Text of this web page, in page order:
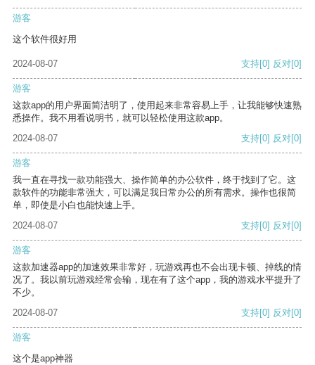
游客
这个软件很好用
2024-08-07 支持[0] 反对[0]
游客
这款app的用户界面简洁明了，使用起来非常容易上手，让我能够快速熟
悉操作。我不用看说明书，就可以轻松使用这款app。
2024-08-07
支持[0] 反对[0]
游客
我一直在寻找一款功能强大、操作简单的办公软件，终于找到了它。这
款软件的功能非常强大，可以满足我日常办公的所有需求。操作也很简
单，即使是小白也能快速上手。
2024-08-07
支持[0] 反对[0]
游客
这款加速器app的加速效果非常好，玩游戏再也不会出现卡顿、掉线的情
况了。我以前玩游戏经常会输，现在有了这个app，我的游戏水平提升了
不少。
2024-08-07
支持[0] 反对[0]
游客
这个是app神器